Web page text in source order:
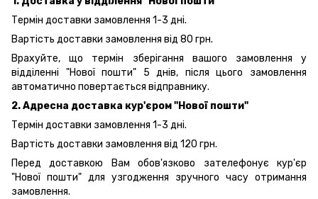
Термін доставки замовлення 1-3 дні.
Вартість доставки замовлення від 80 грн.
Врахуйте, що термін зберігання вашого замовлення у
відділенні "Нової пошти" 5 днів, після цього замовлення
автоматично повертається відправнику.
2. Адресна доставка кур'єром "Нової пошти"
Термін доставки замовлення 1-3 дні.
Вартість доставки замовлення від 120 грн.
Перед доставкою Вам обов'язково зателефонує кур'єр
"Нової пошти" для узгодження зручного часу отримання
замовлення.